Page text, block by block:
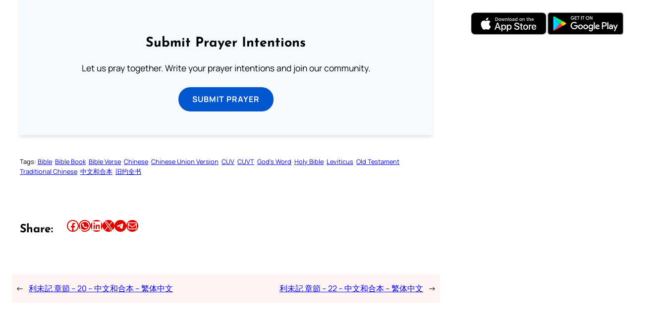
Submit Prayer Intentions
Let us pray together. Write your prayer intentions and join our community.
SUBMIT PRAYER
Tags: Bible Bible Book Bible Verse Chinese Chinese Union Version CUV CUVT God’s Word Holy Bible Leviticus Old Testament
Traditional Chinese 中文和合本 旧约全书
Share: Share this article on Facebook Share this article on WhatsApp Share this article on LinkedIn Share this article on X Share this article on TelegramEmail this Article
← 利未記 章節 – 20 – 中文和合本 – 繁体中文 利未記 章節 – 22 – 中文和合本 – 繁体中文 →